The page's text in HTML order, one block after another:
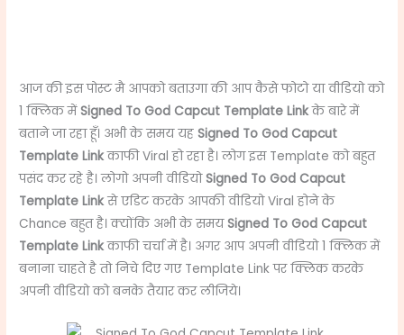
आज की इस पोस्ट मै आपको बताउगा की आप कैसे फोटो या वीडियो को
1 क्लिक मेंSigned To God Capcut Template Linkके बारे में
बताने जा रहा हूँ। अभी के समय यहSigned To God Capcut
Template Link काफी Viral हो रहा है। लोग इस Template को बहुत
पसंद कर रहे है। लोगो अपनी वीडियोSigned To God Capcut
Template Link से एडिट करके आपकी वीडियो Viral होने के
Chance बहुत है। क्योंकि अभी के समयSigned To God Capcut
Template Linkकाफी चर्चा में है। अगर आप अपनी वीडियो 1 क्लिक में
बनाना चाहते है तो निचे दिए गए Template Link पर क्लिक करके
अपनी वीडियो को बनके तैयार कर लीजिये।